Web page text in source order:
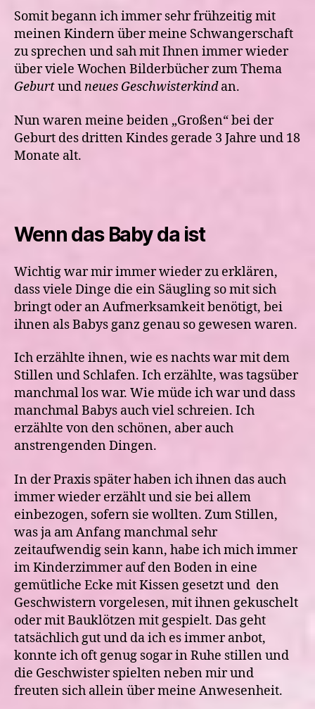
Somit begann ich immer sehr frühzeitig mit
meinen Kindern über meine Schwangerschaft
zu sprechen und sah mit Ihnen immer wieder
über viele Wochen Bilderbücher zum Thema
Geburtundneues Geschwisterkindan.
Nun waren meine beiden „Großen“ bei der
Geburt des dritten Kindes gerade 3 Jahre und 18
Monate alt.
Wenn das Baby da ist
Wichtig war mir immer wieder zu erklären,
dass viele Dinge die ein Säugling so mit sich
bringt oder an Aufmerksamkeit benötigt, bei
ihnen als Babys ganz genau so gewesen waren.
Ich erzählte ihnen, wie es nachts war mit dem
Stillen und Schlafen. Ich erzählte, was tagsüber
manchmal los war. Wie müde ich war und dass
manchmal Babys auch viel schreien. Ich
erzählte von den schönen, aber auch
anstrengenden Dingen.
In der Praxis später haben ich ihnen das auch
immer wieder erzählt und sie bei allem
einbezogen, sofern sie wollten. Zum Stillen,
was ja am Anfang manchmal sehr
zeitaufwendig sein kann, habe ich mich immer
im Kinderzimmer auf den Boden in eine
gemütliche Ecke mit Kissen gesetzt und den
Geschwistern vorgelesen, mit ihnen gekuschelt
oder mit Bauklötzen mit gespielt. Das geht
tatsächlich gut und da ich es immer anbot,
konnte ich oft genug sogar in Ruhe stillen und
die Geschwister spielten neben mir und
freuten sich allein über meine Anwesenheit.